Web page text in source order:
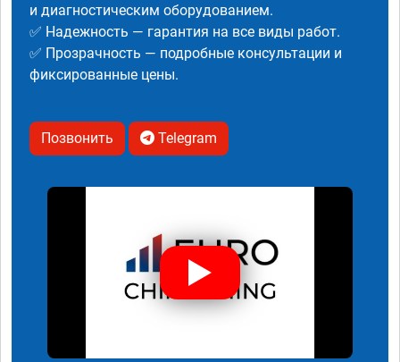
и диагностическим оборудованием.
✅ Надежность — гарантия на все виды работ.
✅ Прозрачность — подробные консультации и
фиксированные цены.
Позвонить Telegram